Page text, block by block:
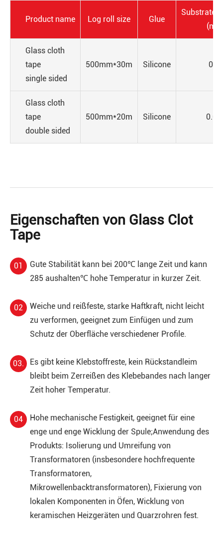
Product name Log roll size Glue
Substrate
Glass cloth
tape
single sided
500mm*30m Silicone
Glass cloth
tape
double sided
500mm*20m Silicone
Eigenschaften von Glass Clot
Tape
01
Gute Stabilität kann bei 200℃ lange Zeit und kann
285 aushalten℃ hohe Temperatur in kurzer Zeit.
02
Weiche und reißfeste, starke Haftkraft, nicht leicht
zu verformen, geeignet zum Einfügen und zum
Schutz der Oberfläche verschiedener Profile.
03.
Es gibt keine Klebstoffreste, kein Rückstandleim
bleibt beim Zerreißen des Klebebandes nach langer
Zeit hoher Temperatur.
04
Hohe mechanische Festigkeit, geeignet für eine
enge und enge Wicklung der Spule;Anwendung des
Produkts: Isolierung und Umreifung von
Transformatoren (insbesondere hochfrequente
Transformatoren,
Mikrowellenbacktransformatoren), Fixierung von
lokalen Komponenten in Öfen, Wicklung von
keramischen Heizgeräten und Quarzrohren fest.